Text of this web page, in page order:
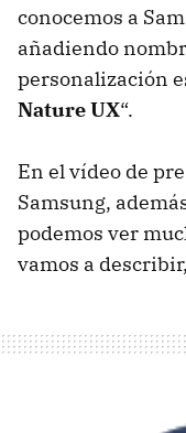
conocemos a
añadiendo
personalización
Nature UX“.
En el vídeo de
Samsung,
podemos ver
vamos a